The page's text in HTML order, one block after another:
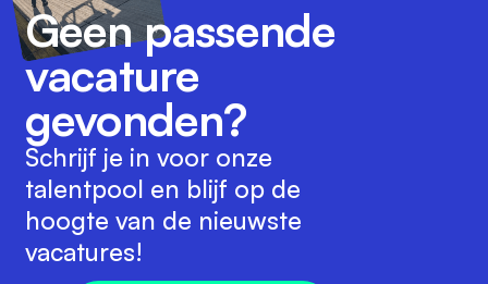
Geen passende
vacature
gevonden?
Schrijf je in voor onze
talentpool en blijf op de
hoogte van de nieuwste
vacatures!